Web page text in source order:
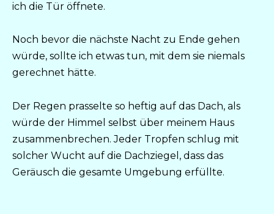
ich die Tür öffnete.
Noch bevor die nächste Nacht zu Ende gehen
würde, sollte ich etwas tun, mit dem sie niemals
gerechnet hätte.
Der Regen prasselte so heftig auf das Dach, als
würde der Himmel selbst über meinem Haus
zusammenbrechen. Jeder Tropfen schlug mit
solcher Wucht auf die Dachziegel, dass das
Geräusch die gesamte Umgebung erfüllte.